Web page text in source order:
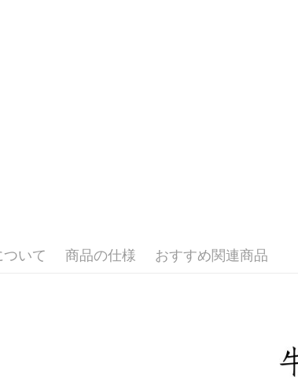
いて 商品の仕様 おすすめ関連商品